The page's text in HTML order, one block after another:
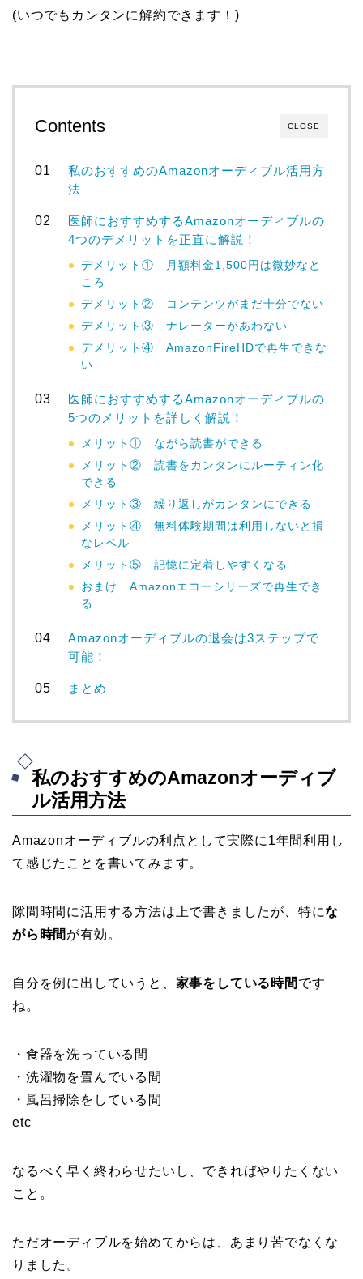
(いつでもカンタンに解約できます！)
CLOSE
Contents
私のおすすめのAmazonオーディブル活用方
法
医師におすすめするAmazonオーディブルの
4つのデメリットを正直に解説！
デメリット① 月額料金1,500円は微妙なと
ころ
デメリット② コンテンツがまだ十分でない
デメリット③ ナレーターがあわない
デメリット④ AmazonFireHDで再生できな
い
医師におすすめするAmazonオーディブルの
5つのメリットを詳しく解説！
メリット① ながら読書ができる
メリット② 読書をカンタンにルーティン化
できる
メリット③ 繰り返しがカンタンにできる
メリット④ 無料体験期間は利用しないと損
なレベル
メリット⑤ 記憶に定着しやすくなる
おまけ Amazonエコーシリーズで再生でき
る
Amazonオーディブルの退会は3ステップで
可能！
まとめ
私のおすすめのAmazonオーディブ
ル活用方法
Amazonオーディブルの利点として実際に1年間利用し
て感じたことを書いてみます。
隙間時間に活用する方法は上で書きましたが、特にな
がら時間 が有効。
自分を例に出していうと、 家事をしている時間 です
ね。
・食器を洗っている間
・洗濯物を畳んでいる間
・風呂掃除をしている間
etc
なるべく早く終わらせたいし、できればやりたくない
こと。
ただオーディブルを始めてからは、あまり苦でなくな
りました。